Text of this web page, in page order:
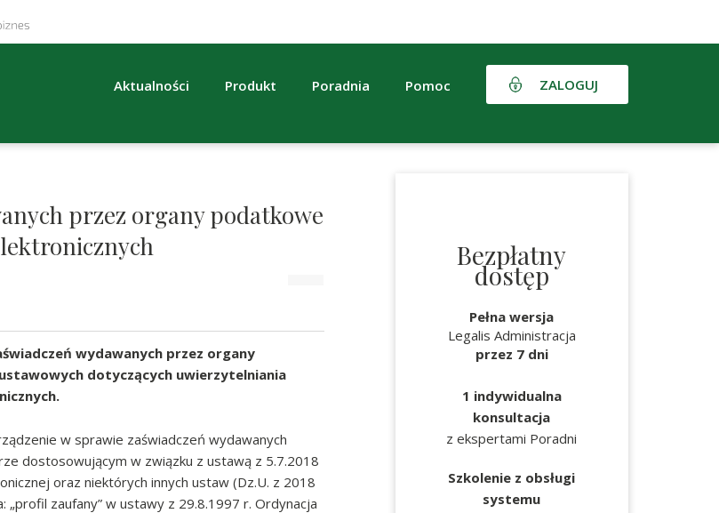
Aktualności Produkt Poradnia Pomoc ZALOGUJ
przez organy podatkowe
wydawanych przez organy
dotyczących uwierzytelniania
w sprawie zaświadczeń wydawanych
dostosowującym w związku z ustawą z 5.7.2018
oraz niektórych innych ustaw (Dz.U. z 2018
„profil zaufany” w ustawy z 29.8.1997 r. Ordynacja
Bezpłatny
dostęp
Pełna wersja
Legalis Administracja
przez 7 dni
1 indywidualna
konsultacja
z ekspertami Poradni
Szkolenie z obsługi
systemu